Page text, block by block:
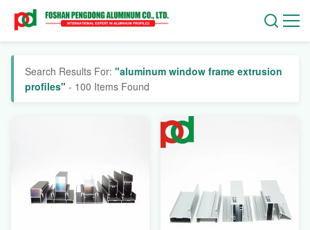
Search Results For: "aluminum window frame extrusion
profiles" - 100 Items Found